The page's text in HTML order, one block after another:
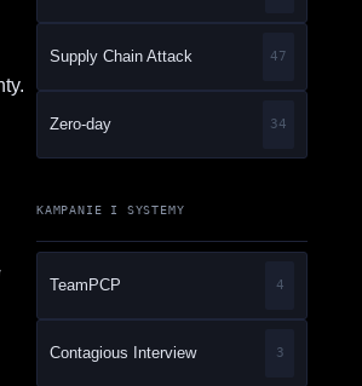
Supply Chain Attack 47
Zero-day 34
KAMPANIE I SYSTEMY
TeamPCP 4
Contagious Interview 3